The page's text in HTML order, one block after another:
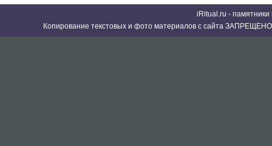
iRitual.ru -
Копирование текстовых и фото материалов с сайта